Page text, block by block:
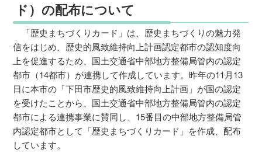
ド）の配布について
「歴史まちづくりカード」は、歴史まちづくりの魅力発
信をはじめ、歴史的風致維持向上計画認定都市の認知度向
上を促進するため、国土交通省中部地方整備局管内の認定
都市（14都市）が連携して作成しています。昨年の11月13
日に本市の「下田市歴史的風致維持向上計画」が国の認定
を受けたことから、国土交通省中部地方整備局管内の認定
都市による連携事業に賛同し、15番目の中部地方整備局管
内認定都市として「歴史まちづくりカード」を作成、配布
しています。